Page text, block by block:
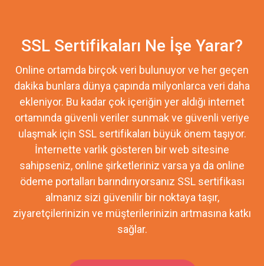
SSL Sertifikaları Ne İşe Yarar?
Online ortamda birçok veri bulunuyor ve her geçen
dakika bunlara dünya çapında milyonlarca veri daha
ekleniyor. Bu kadar çok içeriğin yer aldığı internet
ortamında güvenli veriler sunmak ve güvenli veriye
ulaşmak için SSL sertifikaları büyük önem taşıyor.
İnternette varlık gösteren bir web sitesine
sahipseniz, online şirketleriniz varsa ya da online
ödeme portalları barındırıyorsanız SSL sertifikası
almanız sizi güvenilir bir noktaya taşır,
ziyaretçilerinizin ve müşterilerinizin artmasına katkı
sağlar.